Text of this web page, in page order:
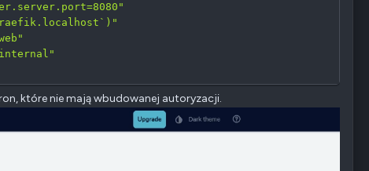
które nie mają wbudowanej autoryzacji.